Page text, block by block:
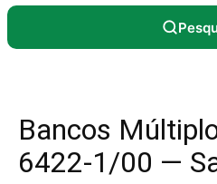
Bancos
6422-1/00 —